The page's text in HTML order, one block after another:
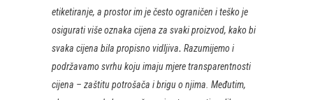
etiketiranje, a prostor im je često ograničen i teško je
osigurati više oznaka cijena za svaki proizvod, kako bi
svaka cijena bila propisno vidljiva. Razumijemo i
podržavamo svrhu koju imaju mjere transparentnosti
cijena – zaštitu potrošača i brigu o njima. Međutim,